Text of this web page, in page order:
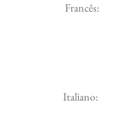
Francês:
Italiano: